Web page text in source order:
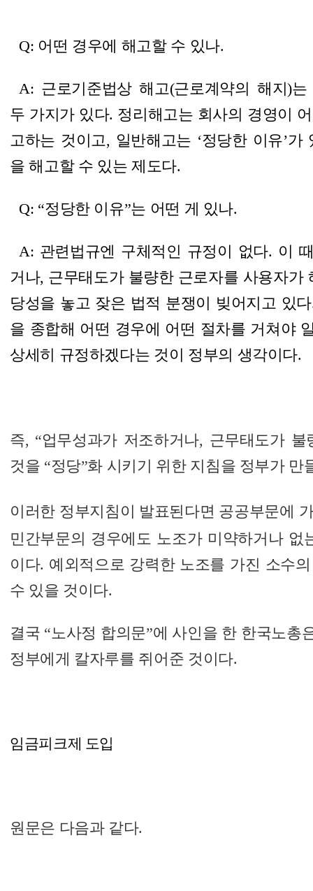
Q: 어떤 경우에 해고할 수 있나.
A: 근로기준법상 해고(근로계약의 해지)는
두 가지가 있다. 정리해고는 회사의 경영이
고하는 것이고, 일반해고는 ‘정당한 이유’
을 해고할 수 있는 제도다.
Q: “정당한 이유”는 어떤 게 있나.
A: 관련법규엔 구체적인 규정이 없다. 이
거나, 근무태도가 불량한 근로자를 사용자가
당성을 놓고 잦은 법적 분쟁이 빚어지고 있
을 종합해 어떤 경우에 어떤 절차를 거쳐야
상세히 규정하겠다는 것이 정부의 생각이다.
즉, “업무성과가 저조하거나, 근무태도가 불
것을 “정당”화 시키기 위한 지침을 정부가 만
이러한 정부지침이 발표된다면 공공부문에
민간부문의 경우에도 노조가 미약하거나 없
이다. 예외적으로 강력한 노조를 가진 소수
수 있을 것이다.
결국 “노사정 합의문”에 사인을 한 한국노총
정부에게 칼자루를 쥐어준 것이다.
임금피크제 도입
원문은 다음과 같다.